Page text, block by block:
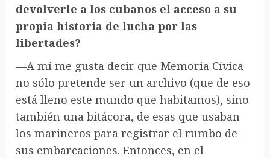
devolverle a los cubanos el acceso a su
propia historia de lucha por las
libertades?
—A mí me gusta decir que Memoria Cívica
no sólo pretende ser un archivo (que de eso
está lleno este mundo que habitamos), sino
también una bitácora, de esas que usaban
los marineros para registrar el rumbo de
sus embarcaciones. Entonces, en el